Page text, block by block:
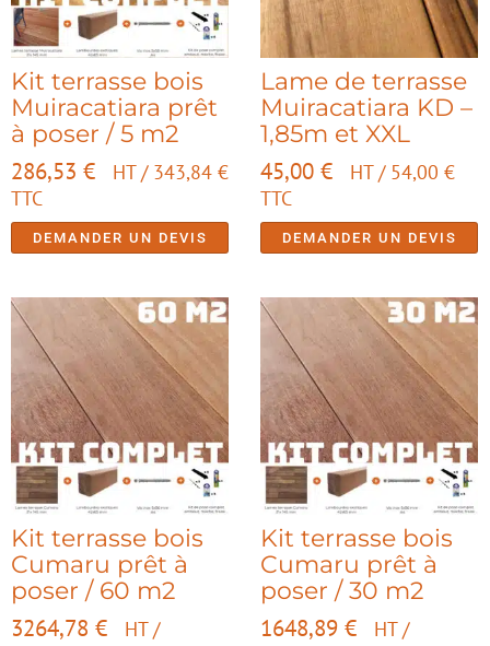
Kit terrasse bois
Muiracatiara prêt
à poser / 5 m2
286,53 € HT / 343,84 €
TTC
DEMANDER UN DEVIS
Lame de terrasse
Muiracatiara KD –
1,85m et XXL
45,00 € HT / 54,00 €
TTC
DEMANDER UN DEVIS
Kit terrasse bois
Cumaru prêt à
poser / 60 m2
3264,78 €
HT /
Kit terrasse bois
Cumaru prêt à
poser / 30 m2
1648,89 €
HT /